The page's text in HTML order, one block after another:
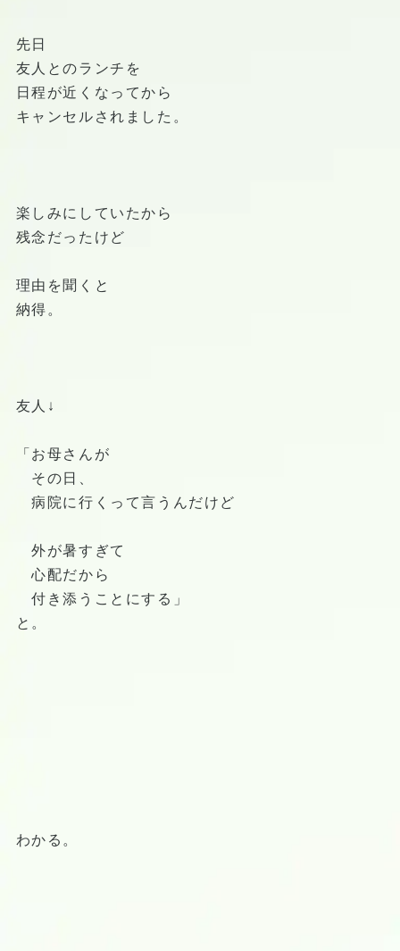
先日
友人とのランチを
日程が近くなってから
キャンセルされました。
楽しみにしていたから
残念だったけど
理由を聞くと
納得。
友人↓
「お母さんが
その日、
病院に行くって言うんだけど
外が暑すぎて
心配だから
付き添うことにする」
と。
わかる。